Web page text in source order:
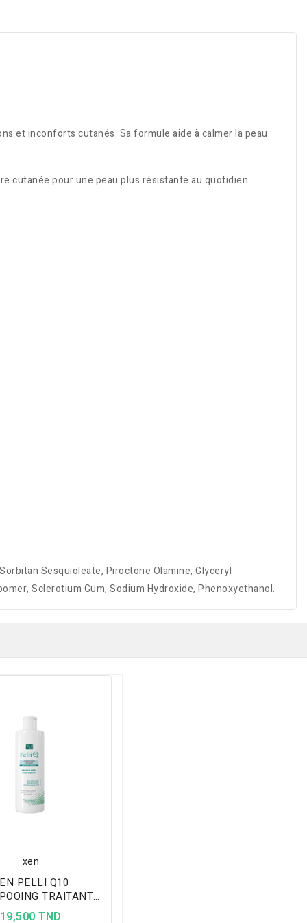
et inconforts cutanés. Sa formule aide à calmer la peau
cutanée pour une peau plus résistante au quotidien.
Sesquioleate, Piroctone Olamine, Glyceryl
Sclerotium Gum, Sodium Hydroxide, Phenoxyethanol.
xen
PELLI Q10
TRAITANT
GRASSES ,
19,500 TND